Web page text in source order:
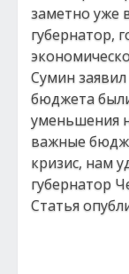
заметно уже
губернатор,
Сумин
бюджета
уменьшения
важные
кризис, нам
губернатор
Статья